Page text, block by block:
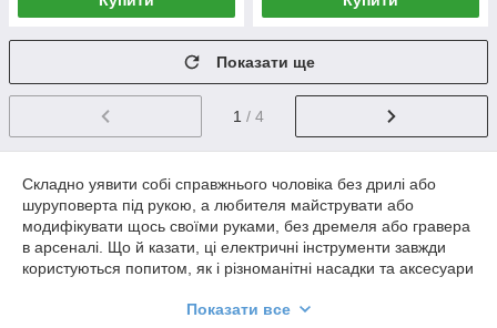
Показати ще
1 / 4
Складно уявити собі справжнього чоловіка без дрилі або
шуруповерта під рукою, а любителя майструвати або
модифікувати щось своїми руками, без дремеля або гравера
в арсеналі. Що й казати, ці електричні інструменти завжди
користуються попитом, як і різноманітні насадки та аксесуари
За останні роки ринок наповнили безліч пристроїв, здатних
Показати все